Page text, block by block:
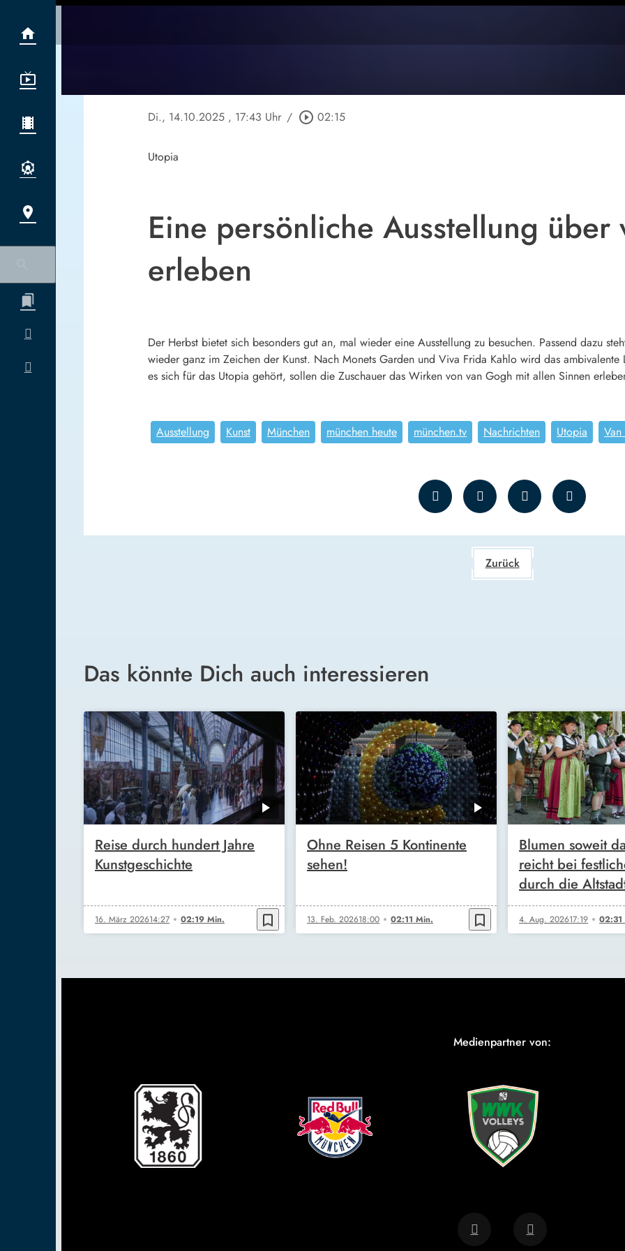
Di., 14.10.2025 , 17:43 Uhr / play_circle_outline 02:15
Utopia
Eine persönliche Ausstellung über
erleben
Der Herbst bietet sich besonders gut an, mal wieder eine Ausstellung zu besuchen. Passend dazu
wieder ganz im Zeichen der Kunst. Nach Monets Garden und Viva Frida Kahlo wird das ambivalente
es sich für das Utopia gehört, sollen die Zuschauer das Wirken von van Gogh mit allen Sinnen
Ausstellung Kunst München münchen heute münchen.tv Nachrichten Utopia
Zurück
Das könnte Dich auch interessieren
Reise durch hundert Jahre
Kunstgeschichte
16. März 202614:27 02:19 Min. bookmark_border
Ohne Reisen 5 Kontinente
sehen!
13. Feb. 202618:00 02:11 Min. bookmark_border
Blumen soweit
reicht bei
durch die
4. Aug. 202617:19 02:31
Medienpartner von: